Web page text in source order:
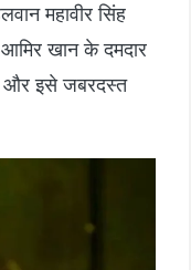
महावीर सिंह
खान के दमदार
और इसे जबरदस्त